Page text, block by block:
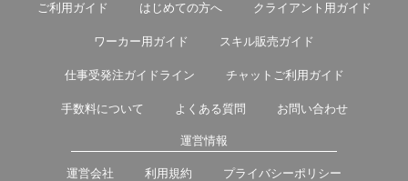
ご利用ガイド はじめての方へ クライアント用ガイド
ワーカー用ガイド スキル販売ガイド
仕事受発注ガイドライン チャットご利用ガイド
手数料について よくある質問 お問い合わせ
運営情報
運営会社 利用規約 プライバシーポリシー